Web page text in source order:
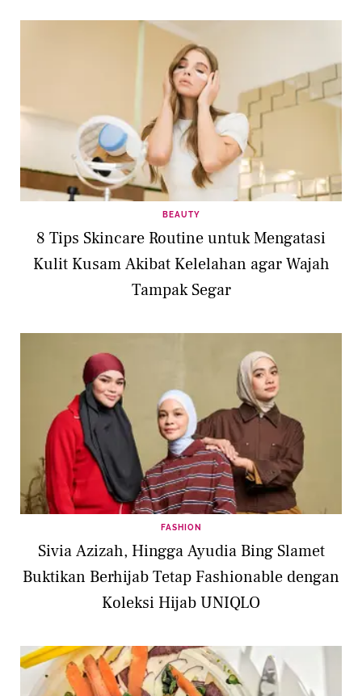
BEAUTY
8 Tips Skincare Routine untuk Mengatasi
Kulit Kusam Akibat Kelelahan agar Wajah
Tampak Segar
FASHION
Sivia Azizah, Hingga Ayudia Bing Slamet
Buktikan Berhijab Tetap Fashionable dengan
Koleksi Hijab UNIQLO